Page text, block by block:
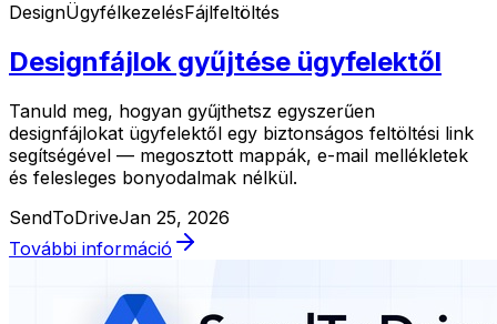
DesignÜgyfélkezelésFájlfeltöltés
Designfájlok gyűjtése ügyfelektől
Tanuld meg, hogyan gyűjthetsz egyszerűen
designfájlokat ügyfelektől egy biztonságos feltöltési link
segítségével — megosztott mappák, e-mail mellékletek
és felesleges bonyodalmak nélkül.
SendToDriveJan 25, 2026
További információ